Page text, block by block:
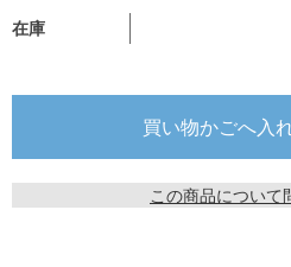
在庫
この商品について